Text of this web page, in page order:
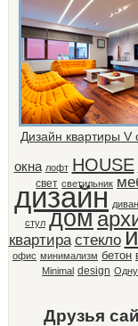
Дизайн квартиры V
окна лофт HOUSE
свет светильник
дизайн диван
стул дом
квартира стекло
офис минимализм бетон
Minimal design
Друзья